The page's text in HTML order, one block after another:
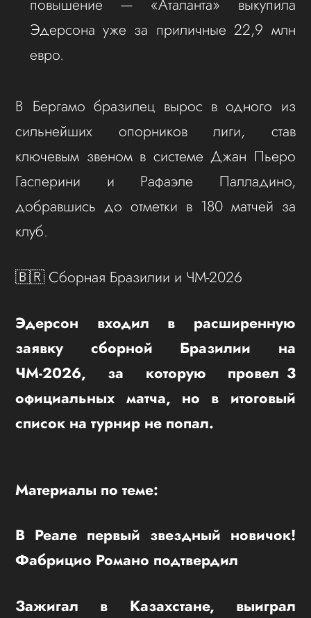
повышение — «Аталанта» выкупила
Эдерсона уже за приличные 22,9 млн
евро.
В Бергамо бразилец вырос в одного из
сильнейших опорников лиги, став
ключевым звеном в системе Джан Пьеро
Гасперини и Рафаэле Палладино,
добравшись до отметки в 180 матчей за
клуб.
🇧🇷 Сборная Бразилии и ЧМ-2026
Эдерсон входил в расширенную
заявку сборной Бразилии на
ЧМ-2026, за которую провел 3
официальных матча, но в итоговый
список на турнир не попал.
Материалы по теме:
В Реале первый звездный новичок!
Фабрицио Романо подтвердил
Зажигал в Казахстане, выиграл